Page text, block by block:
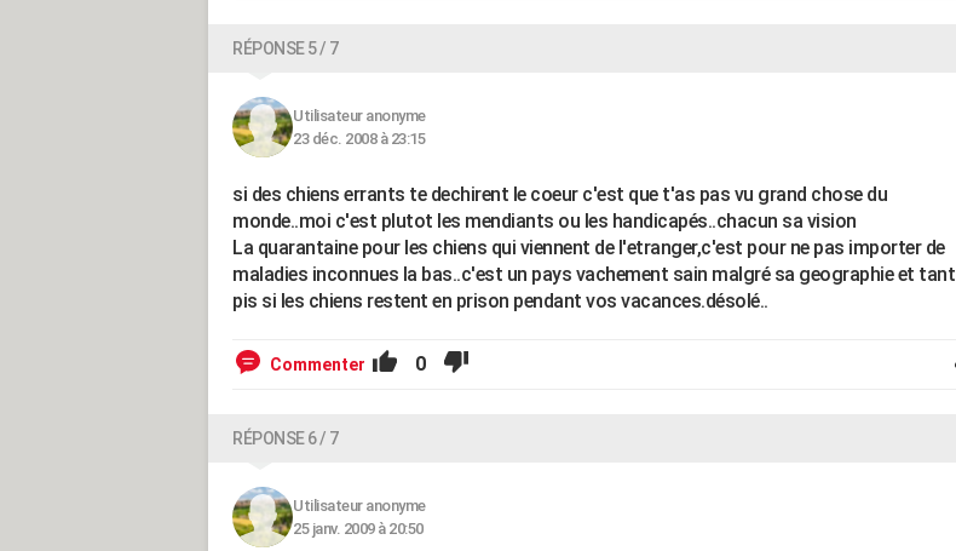
RÉPONSE 5 / 7
Utilisateur anonyme
23 déc. 2008 à 23:15
si des chiens errants te dechirent le coeur c'est que t'as pas vu grand chose du
monde..moi c'est plutot les mendiants ou les handicapés..chacun sa vision
La quarantaine pour les chiens qui viennent de l'etranger,c'est pour ne pas importer de
maladies inconnues la bas..c'est un pays vachement sain malgré sa geographie et tant
pis si les chiens restent en prison pendant vos vacances.désolé..
Commenter 0
RÉPONSE 6 / 7
Utilisateur anonyme
25 janv. 2009 à 20:50